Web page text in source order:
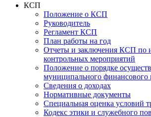
КСП
Положение о КСП
Руководитель
Регламент КСП
План работы на год
Отчеты и заключения КСП по
контрольных мероприятий
Положение о порядке
муниципального финансового
Сведения о доходах
Нормативные документы
Специальная оценка условий
Кодекс этики и служебного